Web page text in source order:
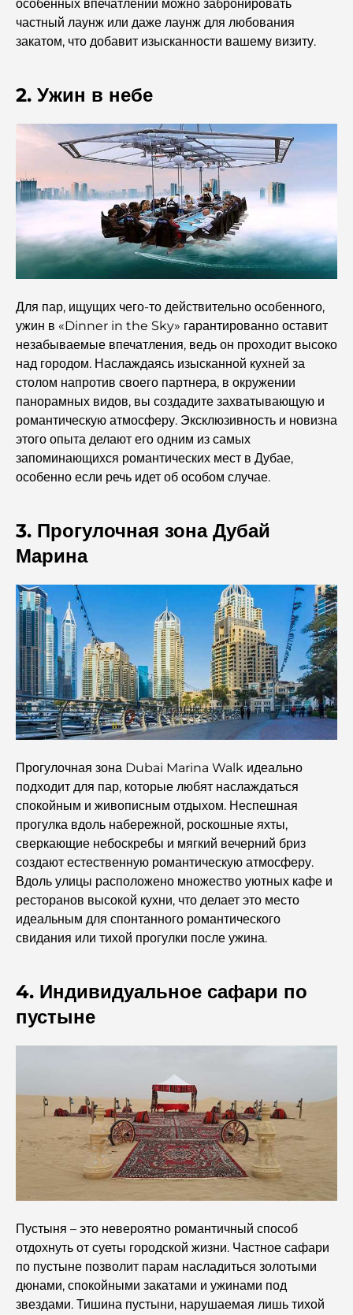
Лучшие индийские рестораны в Дубае: кулинарное
путешествие.
видов.
Лучшие районы Дубая для проживания с семьей:
узнайте о самых выгодных вариантах.
Пятизвездочные отели в Дубае: непревзойденная
роскошь для каждого путешественника.
Чем заняться в центре Дубая: ваш подробный
путеводитель
Лучший ифтар в Дубае: 7 лучших мест для
незабываемого рамаданского застолья.
Кафе в районе Business Bay: идеальное сочетание
кофе и общения.
Рестораны Дубая, отмеченные звездами Мишлен:
гастрономическое приключение.
Обзор ресторанов в Jumeirah Golf Estates:
Dubai Horse Racing: Where Tradition Meets
Кафе на Палм-Джумейра: путеводитель по лучшим
кофейням и образу жизни на острове.
Как получить ипотеку в Дубае: Полное руководство
Лучшие завтраки в Дубае: мои лучшие рекомендации
на 2026 год.
интегрированного проживания в Дубае.
Дома, соответствующие принципам Васту:
практическое руководство по созданию баланса и
гармонии.
Лучшие компании по ландшафтному дизайну в Дубае:
преображение открытых пространств
Лучшие компании по переездам в Дубае: подробное
Палм Джебель Али против Палм Джумейра: наглядное
сравнение для грамотных покупателей недвижимости.
Исследование исторических мест Дубая: путешествие
во времени.
7 лучших ресторанов в районе Dubai Creek Harbour,
где можно поужинать.
Лучшие школы в районе Дубай Марина: путеводитель
для семей с детьми.
Рестораны в районе Dubai Hills: лучшие места для
ужина в этом быстро развивающемся районе.
особенных впечатлений можно забронировать
частный лаунж или даже лаунж для любования
закатом, что добавит изысканности вашему визиту.
2. Ужин в небе
Для пар, ищущих чего-то действительно особенного,
ужин в «Dinner in the Sky» гарантированно оставит
незабываемые впечатления, ведь он проходит высоко
над городом. Наслаждаясь изысканной кухней за
столом напротив своего партнера, в окружении
панорамных видов, вы создадите захватывающую и
романтическую атмосферу. Эксклюзивность и новизна
этого опыта делают его одним из самых
запоминающихся романтических мест в Дубае,
особенно если речь идет об особом случае.
3. Прогулочная зона Дубай
Марина
Прогулочная зона Dubai Marina Walk идеально
подходит для пар, которые любят наслаждаться
спокойным и живописным отдыхом. Неспешная
прогулка вдоль набережной, роскошные яхты,
сверкающие небоскребы и мягкий вечерний бриз
создают естественную романтическую атмосферу.
Вдоль улицы расположено множество уютных кафе и
ресторанов высокой кухни, что делает это место
идеальным для спонтанного романтического
свидания или тихой прогулки после ужина.
4. Индивидуальное сафари по
пустыне
Пустыня – это невероятно романтичный способ
отдохнуть от суеты городской жизни. Частное сафари
по пустыне позволит парам насладиться золотыми
дюнами, спокойными закатами и ужинами под
звездами. Тишина пустыни, нарушаемая лишь тихой